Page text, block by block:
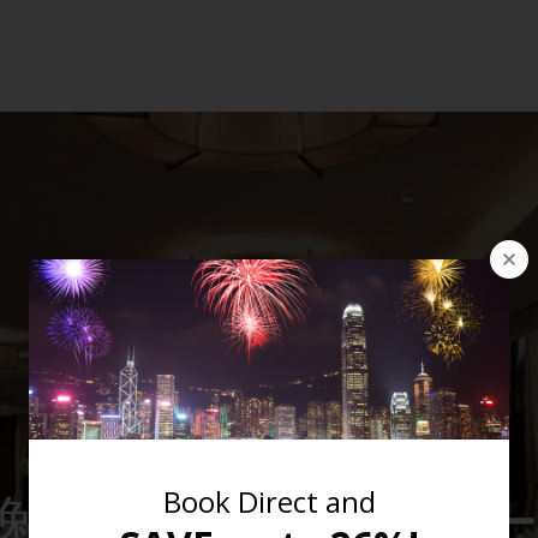
軒 (ルーンヤッヒ